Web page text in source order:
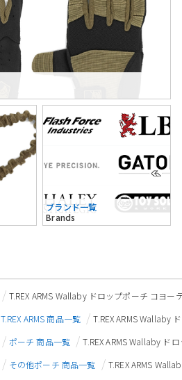
ブランド一覧
Brands
T.REX ARMS Wallaby ドロップポーチ コヨー
T.REX ARMS 商品一覧
T.REX ARMS Wallaby
ポーチ 商品一覧
T.REX ARMS Wallaby ド
その他ポーチ 商品一覧
T.REX ARMS